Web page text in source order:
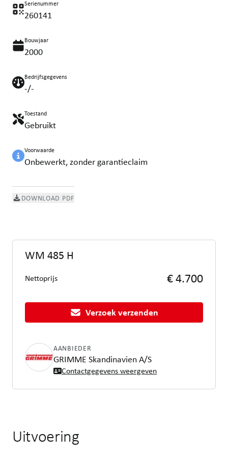
Serienummer
260141
Bouwjaar
2000
Bedrijfsgegevens
-/-
Toestand
Gebruikt
Voorwaarde
Onbewerkt, zonder garantieclaim
DOWNLOAD PDF
WM 485 H
Nettoprijs € 4.700
Verzoek verzenden
AANBIEDER
GRIMME Skandinavien A/S
Contactgegevens weergeven
Uitvoering